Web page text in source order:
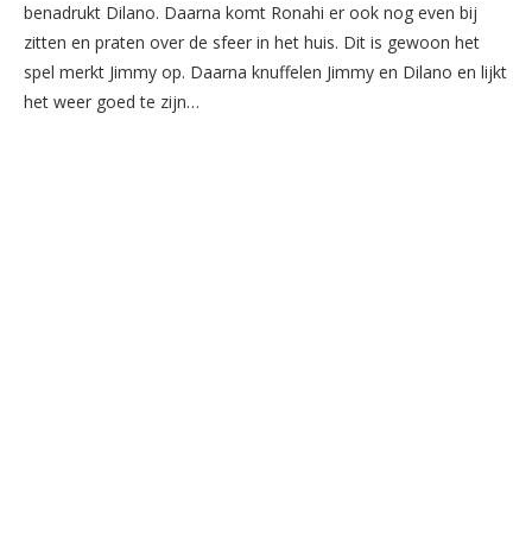
benadrukt Dilano. Daarna komt Ronahi er ook nog even bij
zitten en praten over de sfeer in het huis. Dit is gewoon het
spel merkt Jimmy op. Daarna knuffelen Jimmy en Dilano en lijkt
het weer goed te zijn…